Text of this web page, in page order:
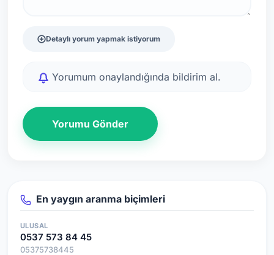
Detaylı yorum yapmak istiyorum
Yorumum onaylandığında bildirim al.
Yorumu Gönder
En yaygın aranma biçimleri
ULUSAL
0537 573 84 45
05375738445